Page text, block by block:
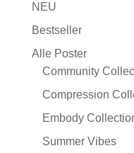
NEU
Bestseller
Alle Poster
Community
Compression
Embody
Summer Vibes